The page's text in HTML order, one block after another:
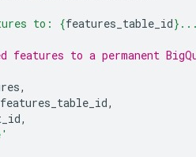
to: {features_table_id}
features to a permanent
,
features_table_id,
,